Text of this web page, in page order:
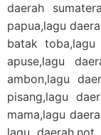
daerah
papua,lagu
batak toba,lagu
apuse,lagu
ambon,lagu
pisang,lagu
mama,lagu